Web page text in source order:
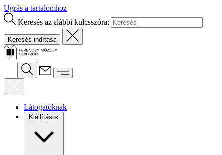
Ugrás a tartalomhoz
Keresés az alábbi kulcsszóra:
Látogatóknak
Kiállítások